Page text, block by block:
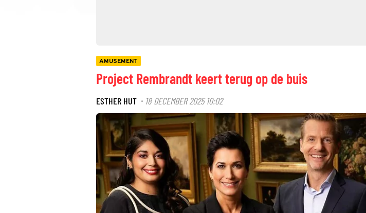
AMUSEMENT
Project Rembrandt keert terug op de buis
ESTHER HUT · 18 DECEMBER 2025 10:02